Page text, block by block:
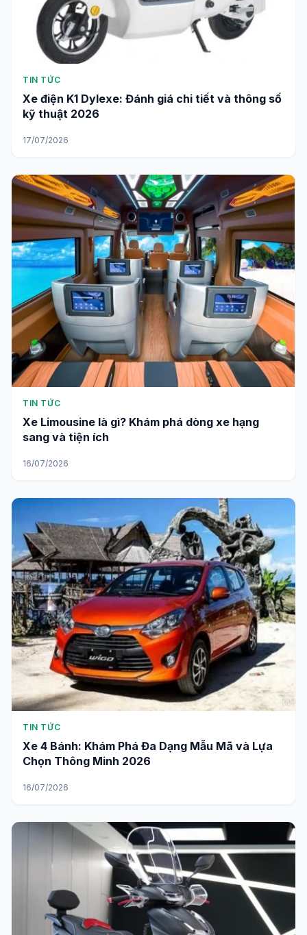
TIN TỨC
Xe điện K1 Dylexe: Đánh giá chi tiết và thông số
kỹ thuật 2026
17/07/2026
TIN TỨC
Xe Limousine là gì? Khám phá dòng xe hạng
sang và tiện ích
16/07/2026
TIN TỨC
Xe 4 Bánh: Khám Phá Đa Dạng Mẫu Mã và Lựa
Chọn Thông Minh 2026
16/07/2026